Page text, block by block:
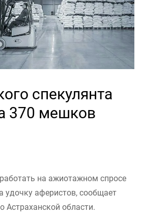
спекулянта
370 мешков
на ажиотажном спросе
удочку аферистов, сообщает
Астраханской области.